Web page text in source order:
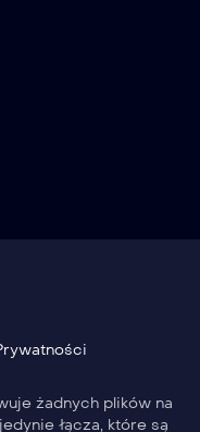
żadnych plików na
łącza, które są